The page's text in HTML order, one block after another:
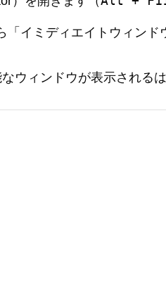
「イミディエイトウィンド
ウィンドウが表示されるは